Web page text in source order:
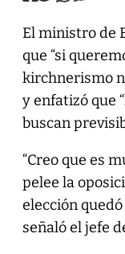
El ministro de
que “si
kirchnerismo
y enfatizó que
buscan
“Creo que es
pelee la
elección
señaló el jefe